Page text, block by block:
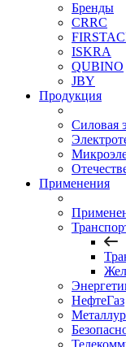
Бренды
CRRC
ISKRA
QUBINO
JBY
Продукция
Силовая
Применения
НефтеГаз